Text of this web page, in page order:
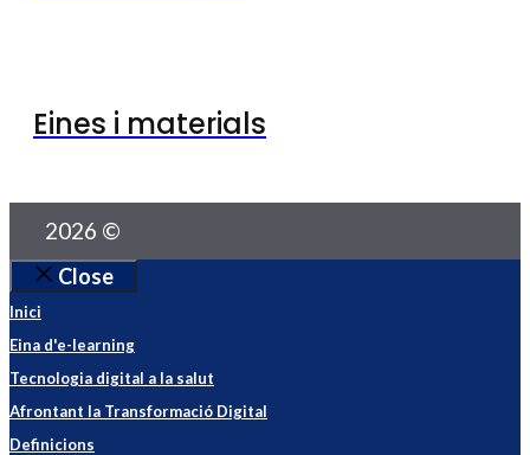
Eines i materials
2026 ©
Close
Inici
Eina d'e-learning
Tecnologia digital a la salut
Afrontant la Transformació Digital
Definicions